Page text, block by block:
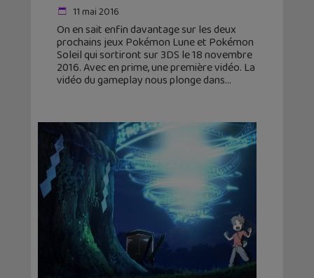
11 mai 2016
On en sait enfin davantage sur les deux
prochains jeux Pokémon Lune et Pokémon
Soleil qui sortiront sur 3DS le 18 novembre
2016. Avec en prime, une première vidéo. La
vidéo du gameplay nous plonge dans